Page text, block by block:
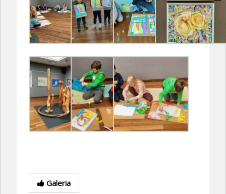
Galeria